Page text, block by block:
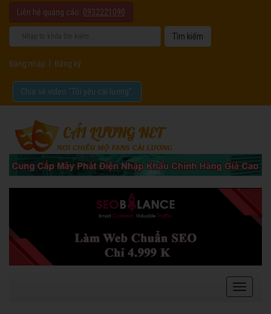
Liên hệ quảng cáo: 0932221090
Đăng nhập Đăng ký
Chia sẻ video "Tôi yêu cải lương".